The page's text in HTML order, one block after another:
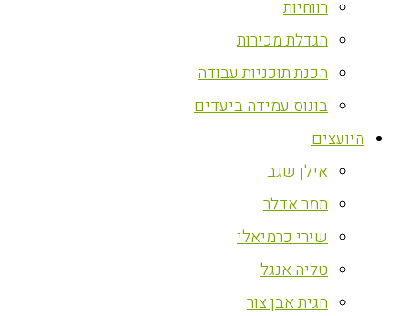
רווחיות
הגדלת מכירות
הכנת תוכניות עבודה
בונוס עמידה ביעדים
היועצים
אילן שגב
תמר אדלר
שירי כרמיאלי
טליה אנגל
חגית אבן צור